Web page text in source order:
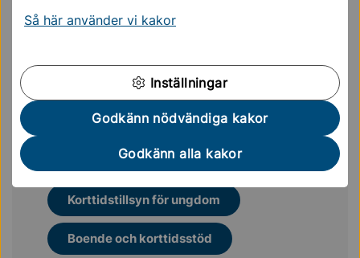
Så här använder vi kakor
Inställningar
Godkänn nödvändiga kakor
Godkänn alla kakor
Jag vill ansöka om stöd enligt LSS via e-tjänst
Mer läsning för dig
Korttidsvistelse
Korttidstillsyn för ungdom
Boende och korttidsstöd